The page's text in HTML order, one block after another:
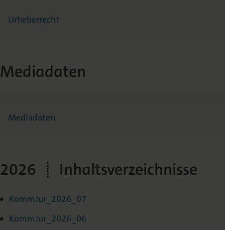
Urheberrecht
Mediadaten
Mediadaten
2026 | Inhaltsverzeichnisse
KommJur_2026_07
KommJur_2026_06